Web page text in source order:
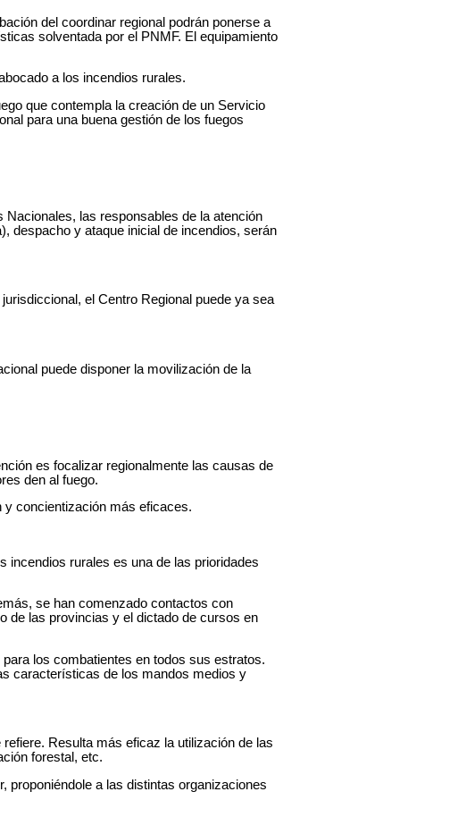
del coordinar regional podrán ponerse a
solventada por el PNMF. El equipamiento
a los incendios rurales.
que contempla la creación de un Servicio
para una buena gestión de los fuegos
las responsables de la atención
despacho y ataque inicial de incendios, serán
el Centro Regional puede ya sea
puede disponer la movilización de la
es focalizar regionalmente las causas de
den al fuego.
y concientización más eficaces.
incendios rurales es una de las prioridades
se han comenzado contactos con
de las provincias y el dictado de cursos en
los combatientes en todos sus estratos.
características de los mandos medios y
Resulta más eficaz la utilización de las
forestal, etc.
proponiéndole a las distintas organizaciones